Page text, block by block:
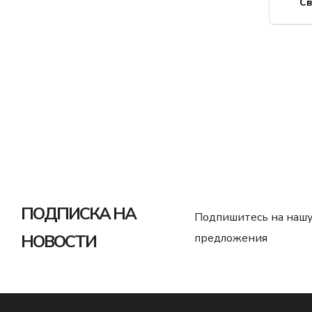
ПОДПИСКА НА
НОВОСТИ
Подпишитесь на
предложения